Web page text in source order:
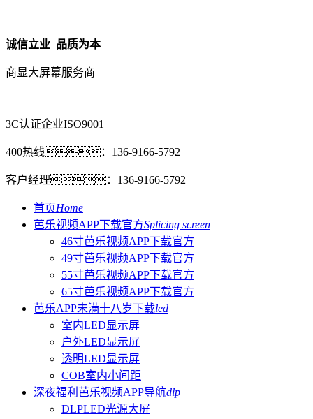
诚信立业 品质为本
商显大屏幕服务商
3C认证企业ISO9001
400热线： 136-9166-5792
客户经理： 136-9166-5792
首页Home
芭乐视频APP下载官方Splicing screen
46寸芭乐视频APP下载官方
49寸芭乐视频APP下载官方
55寸芭乐视频APP下载官方
65寸芭乐视频APP下载官方
芭乐APP未满十八岁下载led
室内LED显示屏
户外LED显示屏
透明LED显示屏
COB室内小间距
深夜福利芭乐视频APP导航dlp
DLPLED光源大屏